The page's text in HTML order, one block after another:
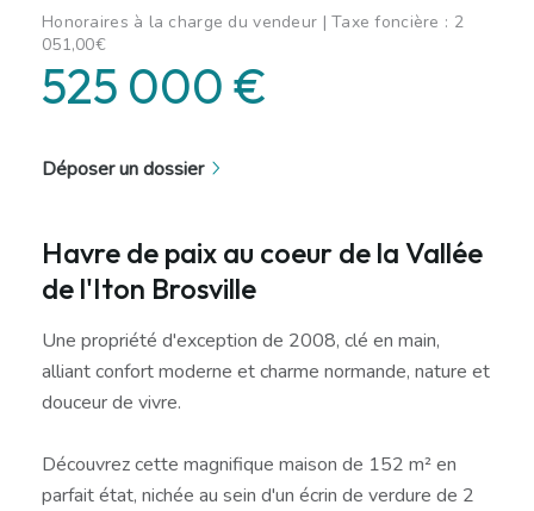
Honoraires à la charge du vendeur | Taxe foncière : 2
051,00€
525 000 €
Déposer un dossier
Havre de paix au coeur de la Vallée
de l'Iton Brosville
Une propriété d'exception de 2008, clé en main,
alliant confort moderne et charme normande, nature et
douceur de vivre.
Découvrez cette magnifique maison de 152 m² en
parfait état, nichée au sein d'un écrin de verdure de 2